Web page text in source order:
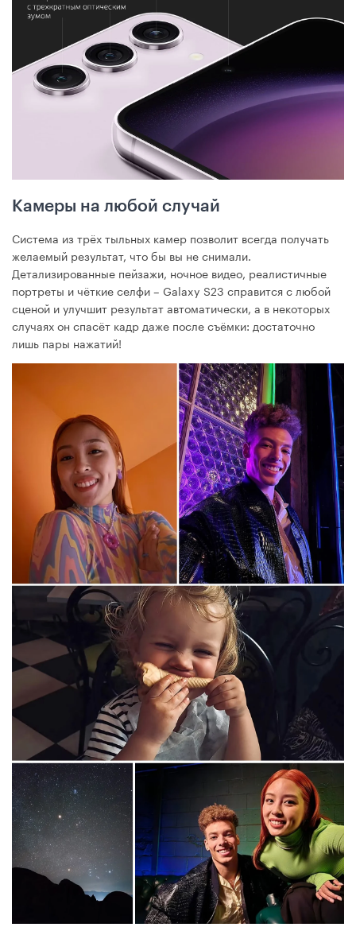
Камеры на любой случай
Система из трёх тыльных камер позволит всегда получать
желаемый результат, что бы вы не снимали.
Детализированные пейзажи, ночное видео, реалистичные
портреты и чёткие селфи – Galaxy S23 справится с любой
сценой и улучшит результат автоматически, а в некоторых
случаях он спасёт кадр даже после съёмки: достаточно
лишь пары нажатий!